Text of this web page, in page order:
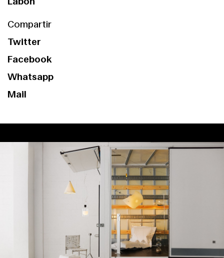
Compartir
Twitter
Facebook
Whatsapp
Mail